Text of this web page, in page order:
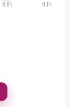
0 Ft 0 Ft